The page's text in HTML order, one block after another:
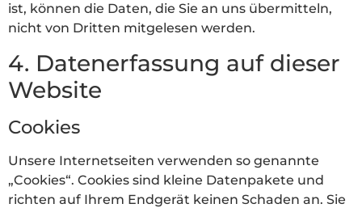
ist, können die Daten, die Sie an uns übermitteln,
nicht von Dritten mitgelesen werden.
4. Datenerfassung auf dieser
Website
Cookies
Unsere Internetseiten verwenden so genannte
„Cookies“. Cookies sind kleine Datenpakete und
richten auf Ihrem Endgerät keinen Schaden an. Sie